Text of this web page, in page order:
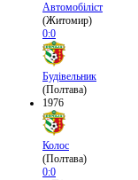
Автомобіліст
(Житомир)
0:0
Будівельник
(Полтава)
1976
Колос
(Полтава)
0:0